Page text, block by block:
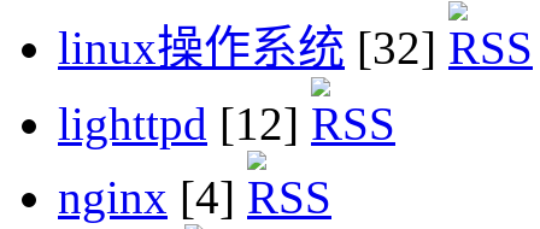
linux操作系统 [32]
lighttpd [12]
nginx [4]